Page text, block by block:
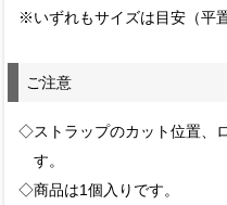
※いずれもサイズは目安（平
ご注意
◇ストラップのカット位置、
す。
◇商品は1個入りです。